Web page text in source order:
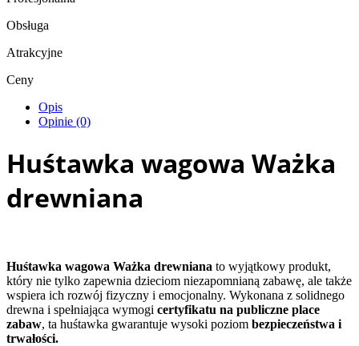
Obsługa
Atrakcyjne
Ceny
Opis
Opinie (0)
Huśtawka wagowa Ważka
drewniana
Huśtawka wagowa Ważka drewniana to wyjątkowy produkt,
który nie tylko zapewnia dzieciom niezapomnianą zabawę, ale także
wspiera ich rozwój fizyczny i emocjonalny. Wykonana z solidnego
drewna i spełniająca wymogi certyfikatu na publiczne place
zabaw, ta huśtawka gwarantuje wysoki poziom bezpieczeństwa i
trwałości.